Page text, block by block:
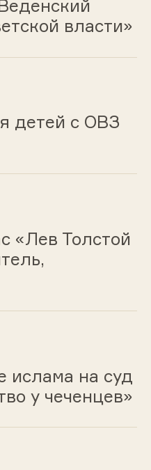
власти»
детей с ОВЗ
«Лев Толстой
ислама на суд
у чеченцев»